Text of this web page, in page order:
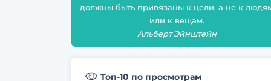
должны быть привязаны к цели, а не к
или к вещам.
Альберт Эйнштейн
Топ-10 по просмотрам